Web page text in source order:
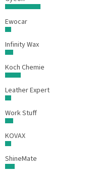
Ewocar
Infinity Wax
Koch Chemie
Leather Expert
Work Stuff
KOVAX
ShineMate